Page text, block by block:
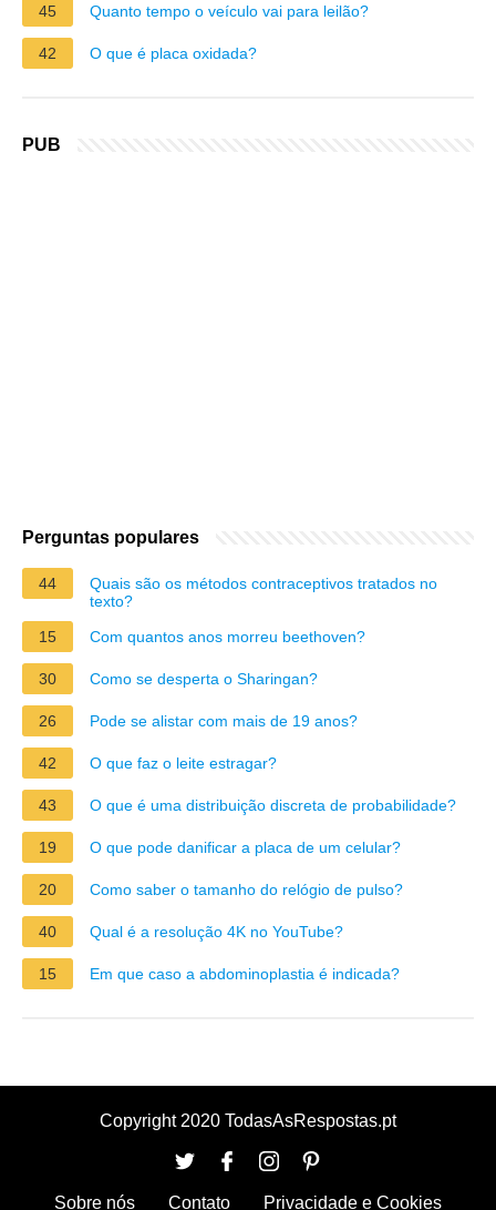
45 Quanto tempo o veículo vai para leilão?
42 O que é placa oxidada?
PUB
Perguntas populares
44
Quais são os métodos contraceptivos tratados no
texto?
15
Com quantos anos morreu beethoven?
30 Como se desperta o Sharingan?
26 Pode se alistar com mais de 19 anos?
42 O que faz o leite estragar?
43 O que é uma distribuição discreta de probabilidade?
19 O que pode danificar a placa de um celular?
20 Como saber o tamanho do relógio de pulso?
40 Qual é a resolução 4K no YouTube?
15 Em que caso a abdominoplastia é indicada?
Copyright 2020 TodasAsRespostas.pt
Sobre nós Contato Privacidade e Cookies